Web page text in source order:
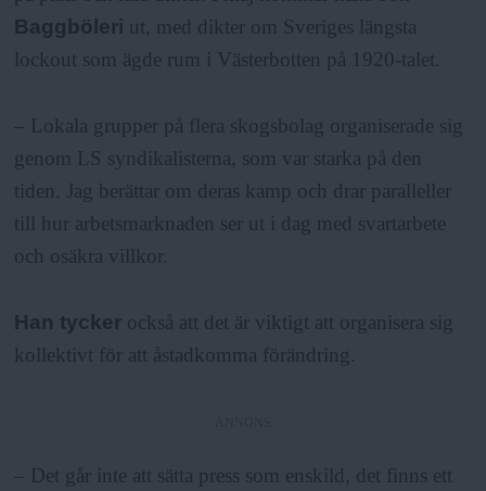
Baggböleri ut, med dikter om Sveriges längsta
lockout som ägde rum i Västerbotten på 1920-talet.
– Lokala grupper på flera skogsbolag organiserade sig
genom LS syndikalisterna, som var starka på den
tiden. Jag berättar om deras kamp och drar paralleller
till hur arbetsmarknaden ser ut i dag med svartarbete
och osäkra villkor.
Han tycker också att det är viktigt att organisera sig
kollektivt för att åstadkomma förändring.
– Det går inte att sätta press som enskild, det finns ett